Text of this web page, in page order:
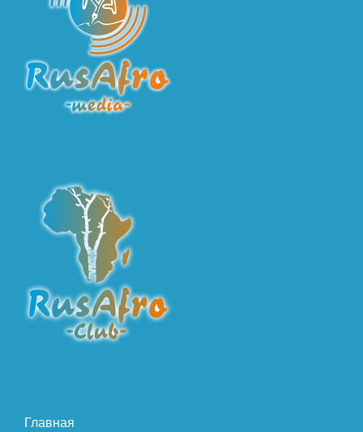
Главная